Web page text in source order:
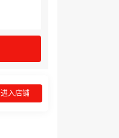
进入店铺